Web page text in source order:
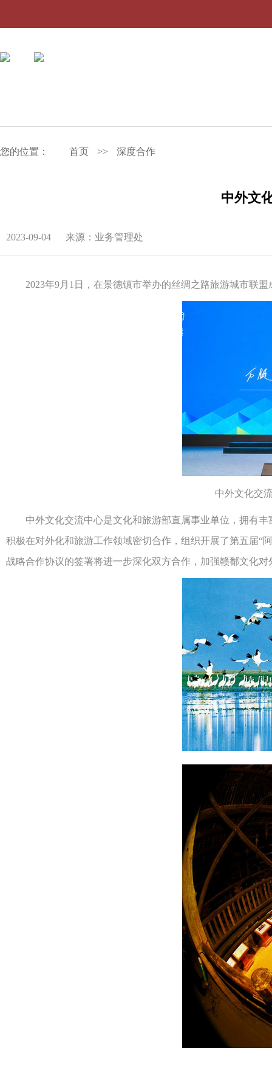
您的位置： 首页 >> 深度合作
中外文
2023-09-04 来源：业务管理处
2023年9月1日，在景德镇市举办的丝绸之路旅游城市联盟
中外文化交
中外文化交流中心是文化和旅游部直属事业单位，拥有丰
积极在对外化和旅游工作领域密切合作，组织开展了第五届“
战略合作协议的签署将进一步深化双方合作，加强赣鄱文化